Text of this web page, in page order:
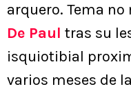
arquero. Tema no
De Paul tras su
isquiotibial
varios meses de